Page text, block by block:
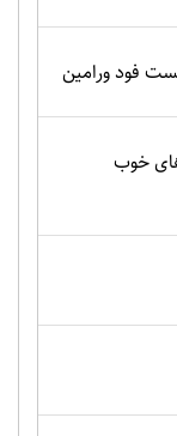
فود ورامین
خوب